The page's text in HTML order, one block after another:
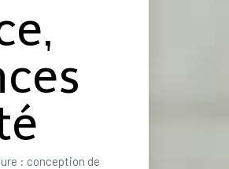
: conception de